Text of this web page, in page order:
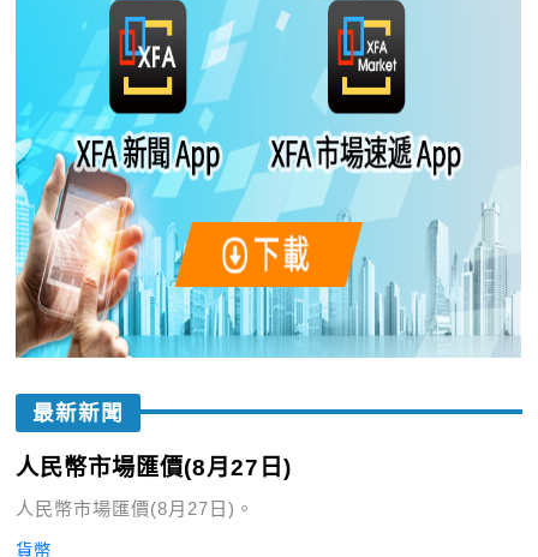
最新新聞
人民幣市場匯價(8月27日)
人民幣市場匯價(8月27日)。
貨幣